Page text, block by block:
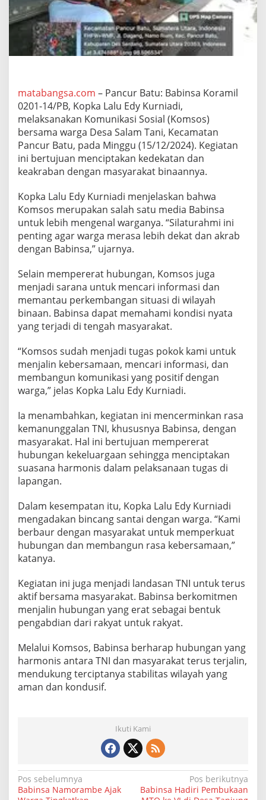
i
P
e
r
e
r
K
e
d
e
k
a
t
n
e
n
g
a
n
W
r
g
L
e
w
t
o
m
s
matabangsa.com – Pancur Batu: Babinsa Koramil
0201-14/PB, Kopka Lalu Edy Kurniadi,
melaksanakan Komunikasi Sosial (Komsos)
bersama warga Desa Salam Tani, Kecamatan
Pancur Batu, pada Minggu (15/12/2024). Kegiatan
ini bertujuan menciptakan kedekatan dan
keakraban dengan masyarakat binaannya.
Kopka Lalu Edy Kurniadi menjelaskan bahwa
Komsos merupakan salah satu media Babinsa
untuk lebih mengenal warganya. “Silaturahmi ini
penting agar warga merasa lebih dekat dan akrab
dengan Babinsa,” ujarnya.
Selain mempererat hubungan, Komsos juga
menjadi sarana untuk mencari informasi dan
memantau perkembangan situasi di wilayah
binaan. Babinsa dapat memahami kondisi nyata
yang terjadi di tengah masyarakat.
“Komsos sudah menjadi tugas pokok kami untuk
menjalin kebersamaan, mencari informasi, dan
membangun komunikasi yang positif dengan
warga,” jelas Kopka Lalu Edy Kurniadi.
Ia menambahkan, kegiatan ini mencerminkan rasa
kemanunggalan TNI, khususnya Babinsa, dengan
masyarakat. Hal ini bertujuan mempererat
hubungan kekeluargaan sehingga menciptakan
suasana harmonis dalam pelaksanaan tugas di
lapangan.
Dalam kesempatan itu, Kopka Lalu Edy Kurniadi
mengadakan bincang santai dengan warga. “Kami
berbaur dengan masyarakat untuk memperkuat
hubungan dan membangun rasa kebersamaan,”
katanya.
Kegiatan ini juga menjadi landasan TNI untuk terus
aktif bersama masyarakat. Babinsa berkomitmen
menjalin hubungan yang erat sebagai bentuk
pengabdian dari rakyat untuk rakyat.
Melalui Komsos, Babinsa berharap hubungan yang
harmonis antara TNI dan masyarakat terus terjalin,
mendukung terciptanya stabilitas wilayah yang
aman dan kondusif.
Ikuti Kami
N
Pos sebelumnya
Babinsa Namorambe Ajak
Pos berikutnya
Babinsa Hadiri Pembukaan